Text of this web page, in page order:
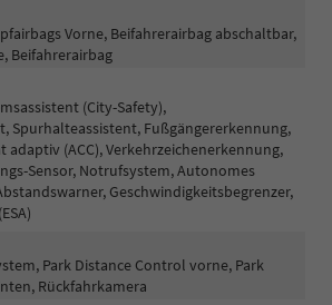
Vorne, Beifahrerairbag abschaltbar,
Beifahrerairbag
(City-Safety),
Spurhalteassistent, Fußgängererkennung,
(ACC), Verkehrzeichenerkennung,
Sensor, Notrufsystem, Autonomes
Geschwindigkeitsbegrenzer,
Park Distance Control vorne, Park
Rückfahrkamera